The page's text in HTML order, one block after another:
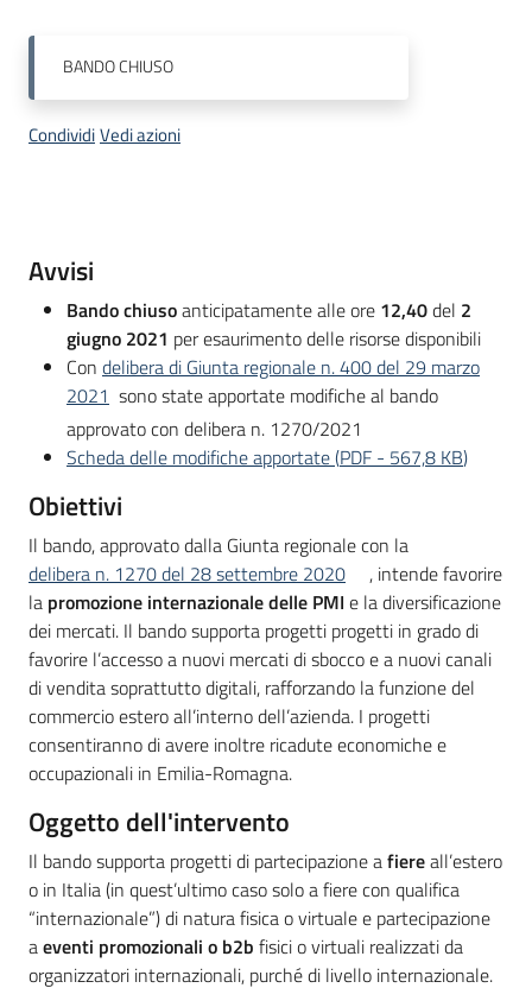
Seguici
su
BANDOCHIUSO
CondividiVedi azioni
Descrizione
Avvisi
Bando chiusoanticipatamente alle ore 12,40del 2
giugno 2021 per esaurimento delle risorse disponibili
Con delibera di Giunta regionale n. 400 del 29 marzo
2021 sono state apportate modifiche al bando
approvato con delibera n. 1270/2021
Scheda delle modifiche apportate(PDF - 567,8 KB)
Obiettivi
Il bando, approvato dalla Giunta regionale con la
delibera n. 1270 del 28 settembre 2020
, intende favorire
la promozione internazionale delle PMI e la diversificazione
dei mercati. Il bando supporta progetti progetti in grado di
favorire l’accesso a nuovi mercati di sbocco e a nuovi canali
di vendita soprattutto digitali, rafforzando la funzione del
commercio estero all’interno dell’azienda. I progetti
consentiranno di avere inoltre ricadute economiche e
occupazionali in Emilia-Romagna.
Oggetto dell'intervento
Il bando supporta progetti di partecipazione afiereall’estero
o in Italia (in quest’ultimo caso solo a fiere con qualifica
“internazionale”) di natura fisica o virtuale e partecipazione
aeventi promozionali o b2b fisici o virtuali realizzati da
organizzatori internazionali, purché di livello internazionale.